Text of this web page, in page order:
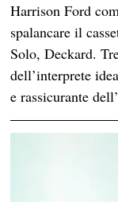
Harrison Ford
spalancare il
Solo, Deckard.
dell’interprete
e rassicurante